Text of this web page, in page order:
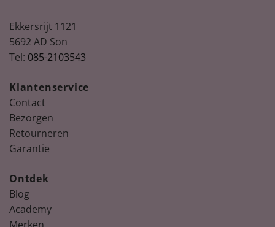
Nude, peach & floral nail colours for
Ontdek de nieuwste collectie La Vie en bloom!
Ekkersrijt 1121
5692 AD Son
Tel: 085-2103543
Klantenservice
Contact
Bezorgen
Retourneren
Garantie
Ontdek
Blog
Academy
Merken